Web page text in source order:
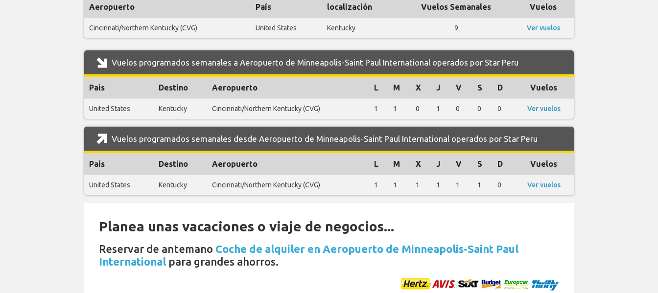
Aeropuerto País localización Vuelos Semanales Vuelos
Cincinnati/Northern Kentucky (CVG) United States Kentucky 9 Ver vuelos
Vuelos programados semanales a Aeropuerto de Minneapolis-Saint Paul International operados por Star Peru
País Destino Aeropuerto L M X J V S D Vuelos
United States Kentucky Cincinnati/Northern Kentucky (CVG) 1 1 0 1 0 0 0 Ver vuelos
Vuelos programados semanales desde Aeropuerto de Minneapolis-Saint Paul International operados por Star Peru
País Destino Aeropuerto L M X J V S D Vuelos
United States Kentucky Cincinnati/Northern Kentucky (CVG) 1 1 1 1 1 1 0 Ver vuelos
Planea unas vacaciones o viaje de negocios...
Reservar de antemano Coche de alquiler en Aeropuerto de Minneapolis-Saint Paul
International para grandes ahorros.